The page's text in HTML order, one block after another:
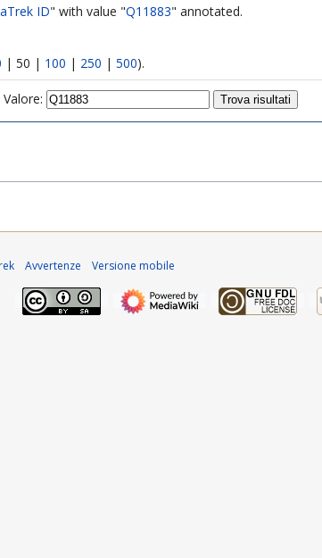
ID" with value "Q11883" annotated.
| 50 | 100 | 250 | 500).
Valore:
Avvertenze Versione mobile